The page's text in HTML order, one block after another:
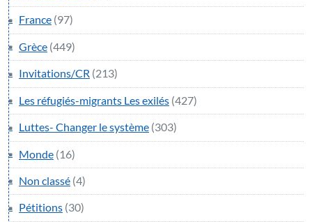
France (97)
Grèce (449)
Invitations/CR (213)
Les réfugiés-migrants Les exilés (427)
Luttes- Changer le système (303)
Monde (16)
Non classé (4)
Pétitions (30)